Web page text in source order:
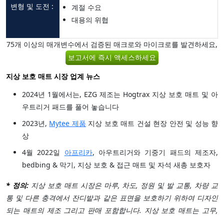
변형 및 도전 :
계절 수요
대용의 위협
75개 이상의 매개변수에서 검증된 매크로와 마이크로를 발견하세요,
보고서에 즉시 액세스하세요
지상 보호 매트 시장 업계 뉴스
2024년 1월에서는, EZG 제조는 Hogtrax 지상 보호 매트 및 아
우트리거 패드를 풀어 놓습니다
2023년, Mytee 제품 지상 보호 매트 건설 현장 안전 및 성능 향
상
4월 2022일 아프리카, 아우트리거와 기중기 패드의 제조자,
bedbing & 막기, 지상 보호 & 접근 매트 및 자석 새총 보호자
* 정의: 지상 보호 매트 시장은 마루, 차도, 정원 및 발 교통, 차량 교
통 및 다른 충격에서 잔디밭과 같은 표면을 보호하기 위하여 디자인
되는 매트의 제조 그리고 판매 포함합니다. 지상 보호 매트는 고무,